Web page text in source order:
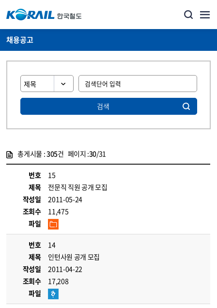
채용공고
검색
총게시물 :305건 페이지 :30/31
번호
15
제목
전문직 직원 공개 모집
작성일
2011-05-24
조회수
11,475
파일
번호
14
제목
인턴사원 공개 모집
작성일
2011-04-22
조회수
17,208
파일